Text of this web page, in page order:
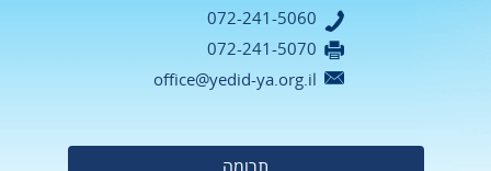
072-241-5060
072-241-5070
office@yedid-ya.org.il